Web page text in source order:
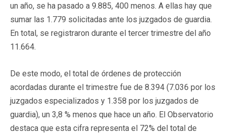
un año, se ha pasado a 9.885, 400 menos. A ellas hay que
sumar las 1.779 solicitadas ante los juzgados de guardia.
En total, se registraron durante el tercer trimestre del año
11.664.
De este modo, el total de órdenes de protección
acordadas durante el trimestre fue de 8.394 (7.036 por los
juzgados especializados y 1.358 por los juzgados de
guardia), un 3,8 % menos que hace un año. El Observatorio
destaca que esta cifra representa el 72% del total de